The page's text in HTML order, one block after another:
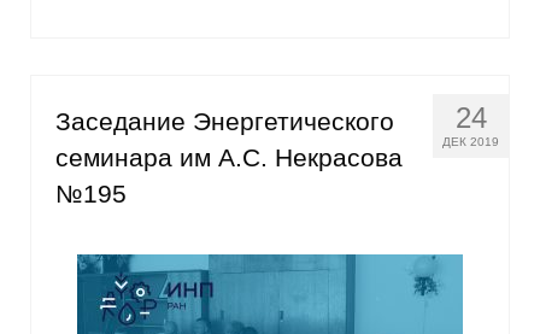
О совете
Регулярные прогнозы
Краткосрочный прогноз
24
ДЕК 2019
Заседание Энергетического
семинара им А.С. Некрасова
№195